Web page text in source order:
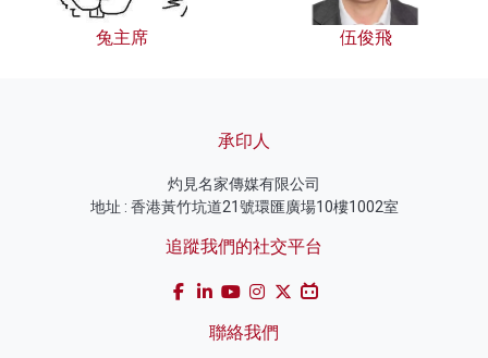
兔主席 伍俊飛
承印人
灼見名家傳媒有限公司
地址 : 香港黃竹坑道21號環匯廣場10樓1002室
追蹤我們的社交平台
聯絡我們